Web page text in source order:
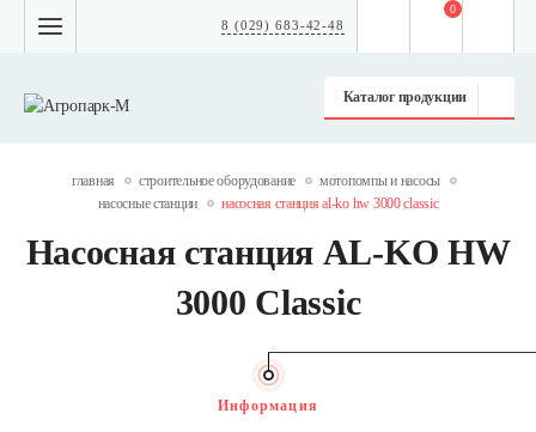
8 (029) 683-42-48
Каталог продукции
0
главная строительное оборудование
мотопомпы и насосы
насосные станции
насосная станция al-ko hw 3000 classic
Насосная станция AL-KO HW
3000 Classic
Информация